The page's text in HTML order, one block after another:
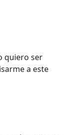
quiero ser
a este